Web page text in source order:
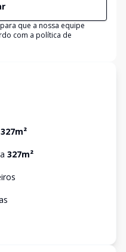
que a nossa equipe
com a política de
327m²
327m²
s
s